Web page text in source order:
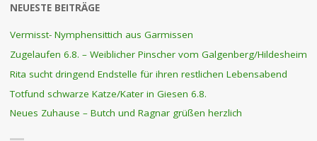
NEUESTE BEITRÄGE
Vermisst- Nymphensittich aus Garmissen
Zugelaufen 6.8. – Weiblicher Pinscher vom Galgenberg/Hildesheim
Rita sucht dringend Endstelle für ihren restlichen Lebensabend
Totfund schwarze Katze/Kater in Giesen 6.8.
Neues Zuhause – Butch und Ragnar grüßen herzlich